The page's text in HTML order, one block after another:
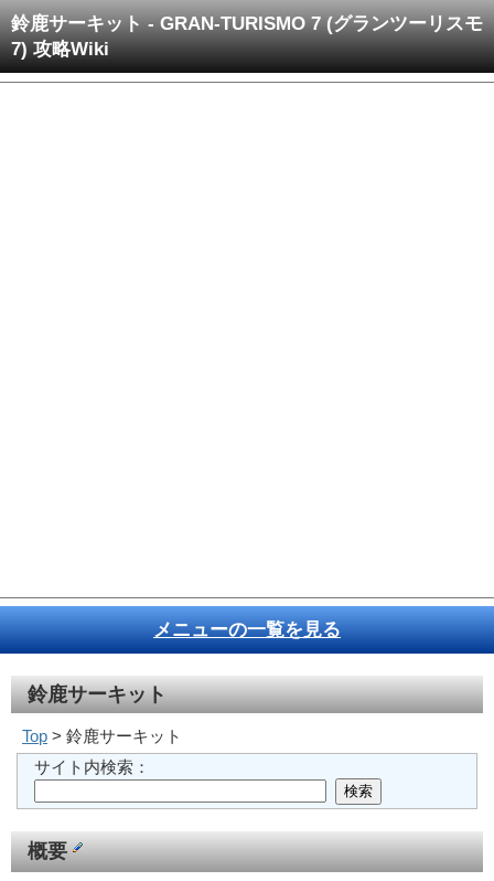
鈴鹿サーキット - GRAN-TURISMO 7 (グランツーリスモ
7) 攻略Wiki
メニューの一覧を見る
鈴鹿サーキット
Top > 鈴鹿サーキット
サイト内検索：
概要